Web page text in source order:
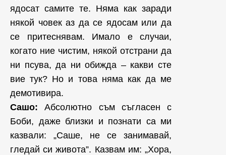
ядосат самите те. Няма как заради
някой човек аз да се ядосам или да
се притеснявам. Имало е случаи,
когато ние чистим, някой отстрани да
ни псува, да ни обижда – какви сте
вие тук? Но и това няма как да ме
демотивира.
Сашо: Абсолютно съм съгласен с
Боби, даже близки и познати са ми
казвали: „Саше, не се занимавай,
гледай си живота”. Казвам им: „Хора,